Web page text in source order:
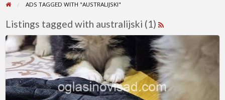
ADS TAGGED WITH "AUSTRALIJSKI"
Listings tagged with australijski (1)